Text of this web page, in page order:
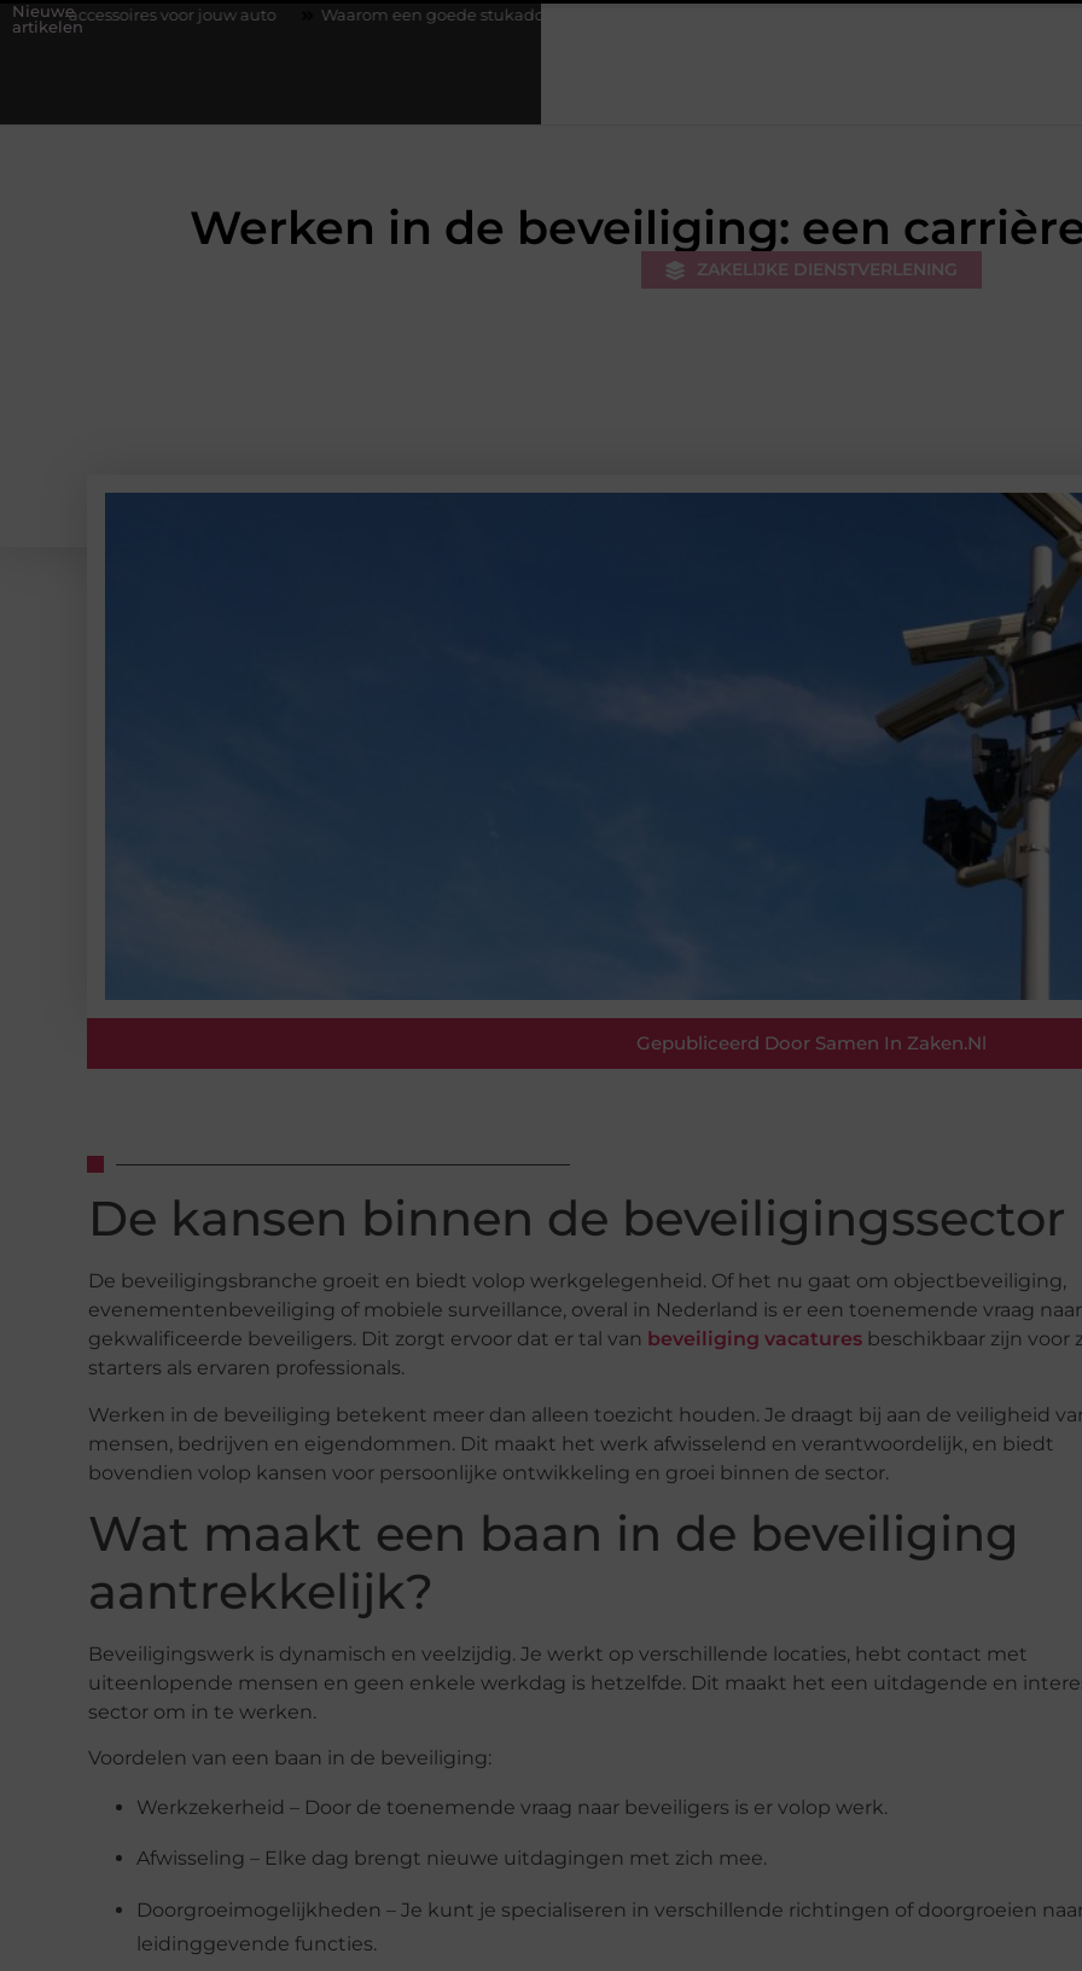
Nieuwe
artikelen
voor jouw auto Waarom een goede stukadoorgroothandel het werk van de stukadoor makkelijker maakt
Werken in de beveiliging: een
ZAKELIJKE DIENSTVERLENING
Gepubliceerd Door Samen In Zaken.nl
De kansen binnen de beveiligingssector
De beveiligingsbranche groeit en biedt volop werkgelegenheid. Of het nu gaat om objectbeveiliging,
evenementenbeveiliging of mobiele surveillance, overal in Nederland is er een toenemende vraag naar
gekwalificeerde beveiligers. Dit zorgt ervoor dat er tal van beveiliging vacatures beschikbaar zijn voor
starters als ervaren professionals.
Werken in de beveiliging betekent meer dan alleen toezicht houden. Je draagt bij aan de veiligheid
mensen, bedrijven en eigendommen. Dit maakt het werk afwisselend en verantwoordelijk, en biedt
bovendien volop kansen voor persoonlijke ontwikkeling en groei binnen de sector.
Wat maakt een baan in de beveiliging
aantrekkelijk?
Beveiligingswerk is dynamisch en veelzijdig. Je werkt op verschillende locaties, hebt contact met
uiteenlopende mensen en geen enkele werkdag is hetzelfde. Dit maakt het een uitdagende en
sector om in te werken.
Voordelen van een baan in de beveiliging:
Werkzekerheid – Door de toenemende vraag naar beveiligers is er volop werk.
Afwisseling – Elke dag brengt nieuwe uitdagingen met zich mee.
Doorgroeimogelijkheden – Je kunt je specialiseren in verschillende richtingen of doorgroeien
leidinggevende functies.